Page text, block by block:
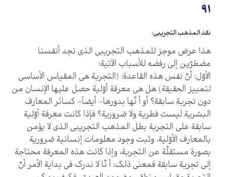
91
نقد المذهب التجريبي:
هذا عرض موجز للمذهب التجريبي الذي نجد أنفسنا
مضطرّين إلى رفضه للأسباب الآتية:
الأوّل: أنّ نفس هذه القاعدة: (التجربة هي المقياس الأساسي
لتمييز الحقيقة) هل هي معرفة أوّلية حصل عليها الإنسان من
دون تجربة سابقة؟ أو أ نّها بدورها- أيضاً- كسائر المعارف
البشرية ليست فطرية ولا ضرورية؟ فإذا كانت معرفة أوّلية
سابقة على التجربة بطل المذهب التجريبي الذي لا يؤمن
بالمعارف الأوّلية، وثبت وجود معلومات إنسانية ضرورية
بصورة مستقلّة عن التجربة، وإذا كانت هذه المعرفة محتاجة
إلى تجربة سابقة فمعنى ذلك: أ نّا لا ندرك في بداية الأمر أنّ